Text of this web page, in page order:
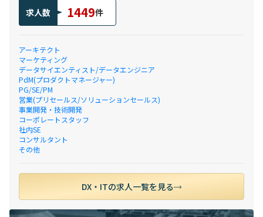
求人数 1449件
アーキテクト
マーケティング
データサイエンティスト/データエンジニア
PdM(プロダクトマネージャー)
PG/SE/PM
営業(プリセールス/ソリューションセールス)
事業開発・技術開発
コーポレートスタッフ
社内SE
コンサルタント
その他
DX・ITの求人一覧を見る